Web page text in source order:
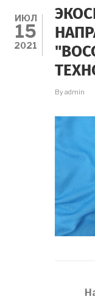
ИЮЛ
15
2021
Byadmin